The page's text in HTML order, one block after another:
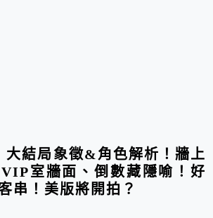
大結局象徵&角色解析！牆上
室牆面、倒數藏隱喻！好
串！美版將開拍？